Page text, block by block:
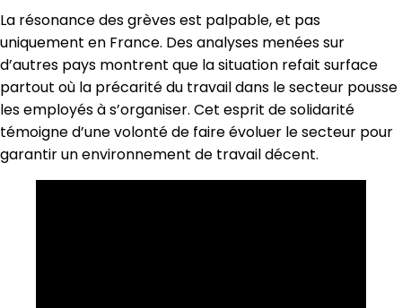
La résonance des grèves est palpable, et pas
uniquement en France. Des analyses menées sur
d’autres pays montrent que la situation refait surface
partout où la précarité du travail dans le secteur pousse
les employés à s’organiser. Cet esprit de solidarité
témoigne d’une volonté de faire évoluer le secteur pour
garantir un environnement de travail décent.